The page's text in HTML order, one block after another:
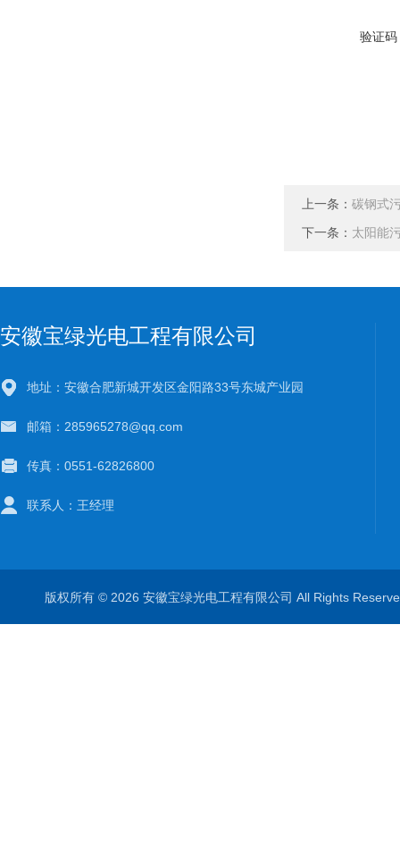
验证码
上一条： 碳钢式
下一条： 太阳能
安徽宝绿光电工程有限公司
地址：安徽合肥新城开发区金阳路33号东城产业园
邮箱：285965278@qq.com
传真：0551-62826800
联系人：王经理
版权所有 © 2026 安徽宝绿光电工程有限公司 All Rights